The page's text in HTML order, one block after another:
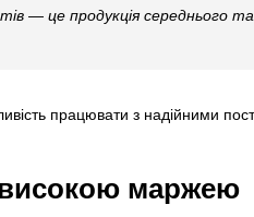
— це продукція середнього
працювати з надійними
маржею